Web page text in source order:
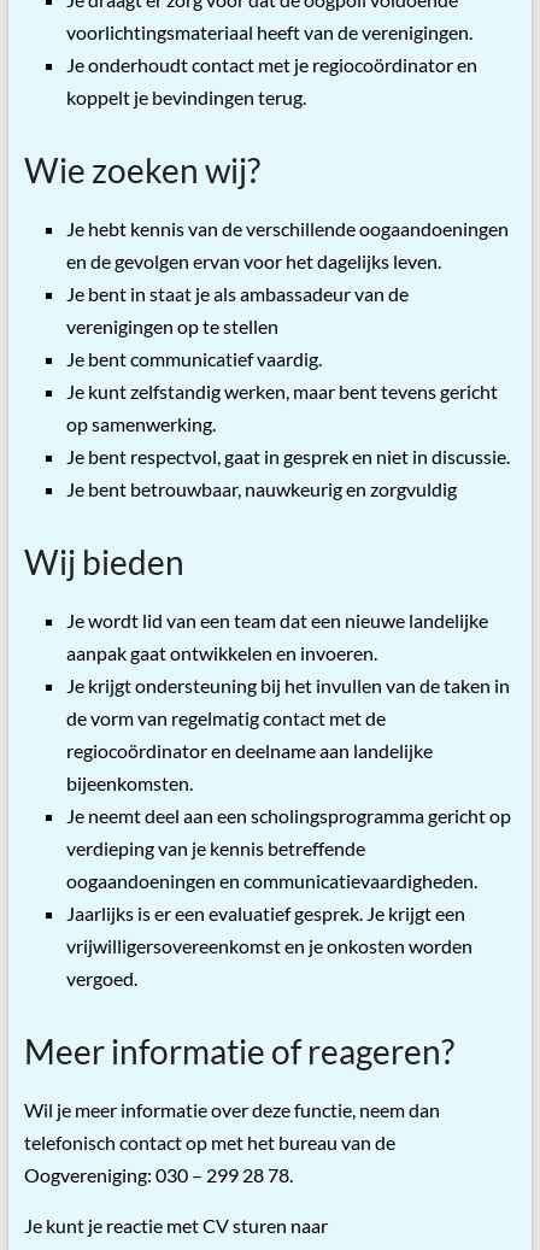
voorlichtingsmateriaal heeft van de verenigingen.
Je onderhoudt contact met je regiocoördinator en
koppelt je bevindingen terug.
Wie zoeken wij?
Je hebt kennis van de verschillende oogaandoeningen
en de gevolgen ervan voor het dagelijks leven.
Je bent in staat je als ambassadeur van de
verenigingen op te stellen
Je bent communicatief vaardig.
Je kunt zelfstandig werken, maar bent tevens gericht
op samenwerking.
Je bent respectvol, gaat in gesprek en niet in discussie.
Je bent betrouwbaar, nauwkeurig en zorgvuldig
Wij bieden
Je wordt lid van een team dat een nieuwe landelijke
aanpak gaat ontwikkelen en invoeren.
Je krijgt ondersteuning bij het invullen van de taken in
de vorm van regelmatig contact met de
regiocoördinator en deelname aan landelijke
bijeenkomsten.
Je neemt deel aan een scholingsprogramma gericht op
verdieping van je kennis betreffende
oogaandoeningen en communicatievaardigheden.
Jaarlijks is er een evaluatief gesprek. Je krijgt een
vrijwilligersovereenkomst en je onkosten worden
vergoed.
Meer informatie of reageren?
Wil je meer informatie over deze functie, neem dan
telefonisch contact op met het bureau van de
Oogvereniging: 030 – 299 28 78.
Je kunt je reactie met CV sturen naar